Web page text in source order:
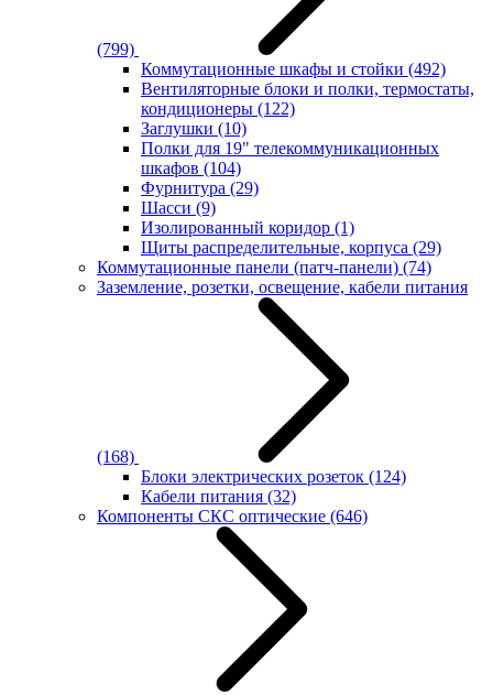
(799)
Коммутационные шкафы и стойки (492)
Вентиляторные блоки и полки, термостаты,
кондиционеры (122)
Заглушки (10)
Полки для 19" телекоммуникационных
шкафов (104)
Фурнитура (29)
Шасси (9)
Изолированный коридор (1)
Щиты распределительные, корпуса (29)
Коммутационные панели (патч-панели) (74)
Заземление, розетки, освещение, кабели питания
(168)
Блоки электрических розеток (124)
Кабели питания (32)
Компоненты СКС оптические (646)